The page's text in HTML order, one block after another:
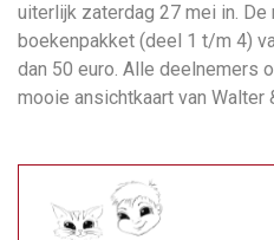
uiterlijk zaterdag 27 mei in.
boekenpakket (deel 1 t/m 4)
dan 50 euro. Alle deelnemers
mooie ansichtkaart van Walter